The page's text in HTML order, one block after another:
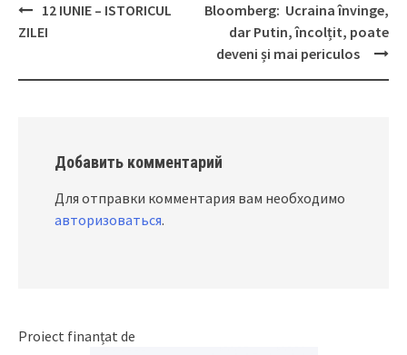
Post
12 IUNIE – ISTORICUL
ZILEI
Bloomberg: Ucraina învinge,
dar Putin, încolțit, poate
deveni și mai periculos
Добавить комментарий
Для отправки комментария вам необходимо
авторизоваться.
Proiect finanțat de